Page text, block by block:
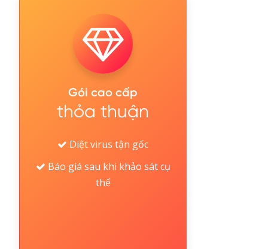
Gói cao cấp
thỏa thuận
Diệt virus tận gốc
Báo giá sau khi khảo sát cụ
thể